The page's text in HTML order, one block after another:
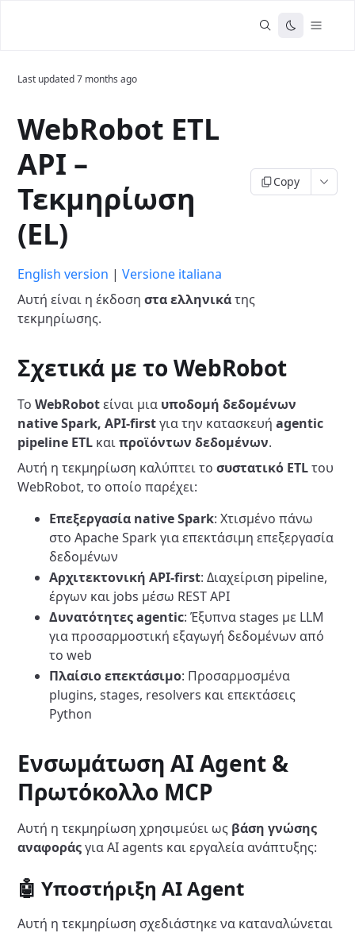
Last updated7 months ago
WebRobot ETL
API –
Τεκμηρίωση
(EL)
Copy
English version |Versione italiana
Αυτή είναι η έκδοσηστα ελληνικάτης
τεκμηρίωσης.
Σχετικά με το WebRobot
ΤοWebRobotείναι μια υποδομή δεδομένων
native Spark, API-firstγια την κατασκευήagentic
pipeline ETL καιπροϊόντων δεδομένων.
Αυτή η τεκμηρίωση καλύπτει τοσυστατικό ETLτου
WebRobot, το οποίο παρέχει:
Επεξεργασία native Spark: Χτισμένο πάνω
στο Apache Spark για επεκτάσιμη επεξεργασία
δεδομένων
Αρχιτεκτονική API-first: Διαχείριση pipeline,
έργων και jobs μέσω REST API
Δυνατότητες agentic: Έξυπνα stages με LLM
για προσαρμοστική εξαγωγή δεδομένων από
το web
Πλαίσιο επεκτάσιμο: Προσαρμοσμένα
plugins, stages, resolvers και επεκτάσεις
Python
Ενσωμάτωση AI Agent &
Πρωτόκολλο MCP
Αυτή η τεκμηρίωση χρησιμεύει ως βάση γνώσης
αναφοράςγια AI agents και εργαλεία ανάπτυξης:
🤖 Υποστήριξη AI Agent
Αυτή η τεκμηρίωση σχεδιάστηκε να καταναλώνεται